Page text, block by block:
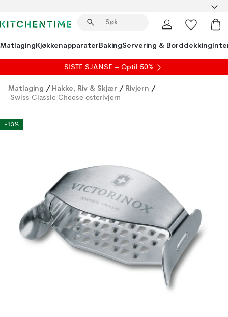
MatlagingKjøkkenapparaterBakingServering & Borddekking
SISTE SJANSE – Optil 50%
Matlaging / Hakke, Riv & Skjær / Rivjern /
Swiss Classic Cheese osterivjern
-13%